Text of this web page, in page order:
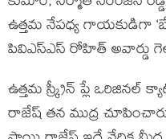
ఉత్తమ నేపధ్య గాయకుడిగా
పివిఎస్ఎస్ రోహిత్ అవార్డు
ఉత్తమ స్క్రీన్ ప్లే ఒరిజినల్
రాజేష్ తన ముద్ర